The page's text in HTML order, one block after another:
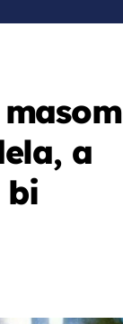
a
bi